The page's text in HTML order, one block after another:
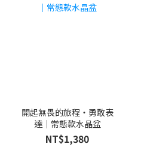
開起無畏的旅程・勇敢表
達｜常態款水晶盆
NT$1,380